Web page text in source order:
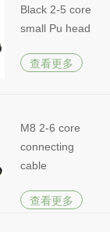
Black 2-5 core
small Pu head
查看更多
M8 2-6 core
connecting
cable
查看更多